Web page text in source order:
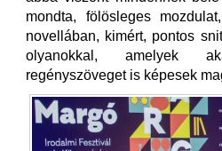
mondta, fölösleges
novellában, kimért, pontos
olyanokkal, amelyek
regényszöveget is képesek